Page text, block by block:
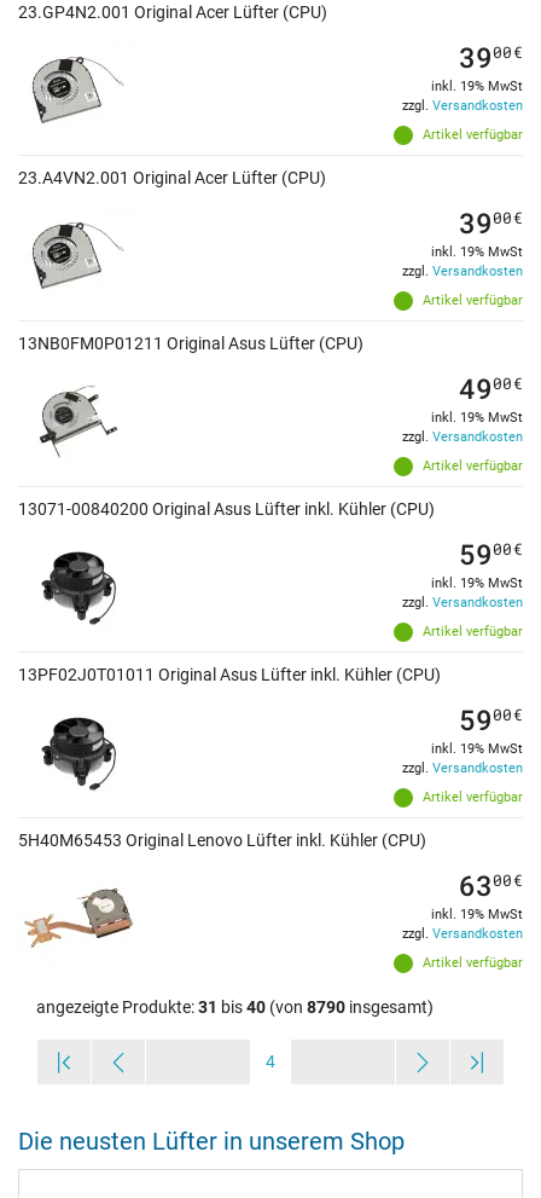
23.GP4N2.001 Original Acer Lüfter (CPU)
Artikel verfügbar
3900€
inkl. 19% MwSt
zzgl. Versandkosten
23.A4VN2.001 Original Acer Lüfter (CPU)
Artikel verfügbar
3900€
inkl. 19% MwSt
zzgl. Versandkosten
13NB0FM0P01211 Original Asus Lüfter (CPU)
Artikel verfügbar
4900€
inkl. 19% MwSt
zzgl. Versandkosten
13071-00840200 Original Asus Lüfter inkl. Kühler (CPU)
Artikel verfügbar
5900€
inkl. 19% MwSt
zzgl. Versandkosten
13PF02J0T01011 Original Asus Lüfter inkl. Kühler (CPU)
Artikel verfügbar
5900€
inkl. 19% MwSt
zzgl. Versandkosten
5H40M65453 Original Lenovo Lüfter inkl. Kühler (CPU)
Artikel verfügbar
6300€
inkl. 19% MwSt
zzgl. Versandkosten
angezeigte Produkte:31 bis40 (von 8790 insgesamt)
4
Die neusten Lüfter in unserem Shop